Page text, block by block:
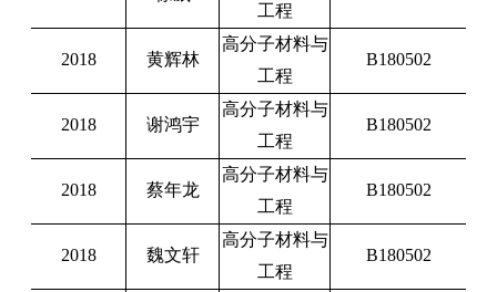
工程
2018 黄辉林
高分子材料与
工程
B180502
2018 谢鸿宇
高分子材料与
工程
B180502
2018 蔡年龙
高分子材料与
工程
B180502
2018 魏文轩
高分子材料与
工程
B180502